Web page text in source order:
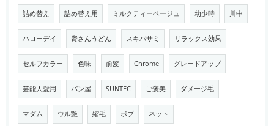
詰め替え 詰め替え用 ミルクティーベージュ 幼少時 川中
ハローデイ 資さんうどん スキバサミ リラックス効果
セルフカラー 色味 前髪 Chrome グレードアップ
芸能人愛用 パン屋 SUNTEC ご褒美 ダメージ毛
マダム ウル艶 縮毛 ボブ ネット